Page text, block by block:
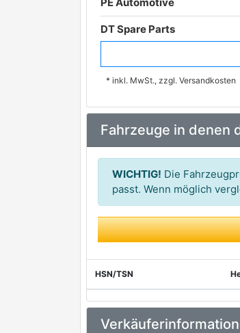
DT Spare Parts
FEBI BILSTEIN
SAMPA
SEM LASTIK
ST-TEMPLIN
STELLOX
* inkl. MwSt., zzgl. Versandkosten
Fahrzeuge in denen
WICHTIG! Die
passt. Wenn möglich
HSN/TSN